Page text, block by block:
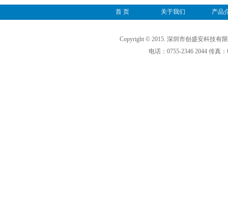
首 页 关于我们 产品
Copyright © 2015. 深圳市创盛安科技有
电话：0755-2346 2044 传真